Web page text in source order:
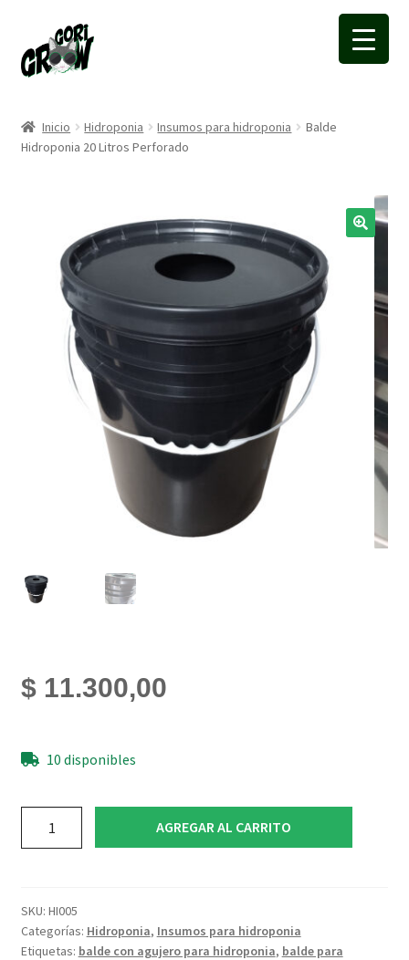
a
la
a
la
Inicio Hidroponia Insumos para hidroponia
Balde
Hidroponia 20 Litros Perforado
$11.300,00
10 disponibles
Hidroponia
Perforado
cantidad
AGREGAR AL CARRITO
SKU: HI005
Categorías: Hidroponia, Insumos para hidroponia
Etiquetas: balde con agujero para hidroponia, balde para